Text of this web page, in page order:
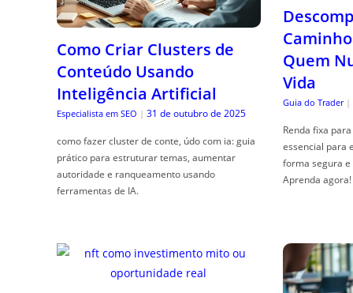
Como Criar Clusters de
Conteúdo Usando
Inteligência Artificial
Especialista em SEO | 31 de outubro de 2025
como fazer cluster de conte, údo com ia: guia
prático para estruturar temas, aumentar
autoridade e ranqueamento usando
ferramentas de IA.
Quem
Vida
Guia do Trader |
Renda fixa
essencial para
forma segura
Aprenda agora!